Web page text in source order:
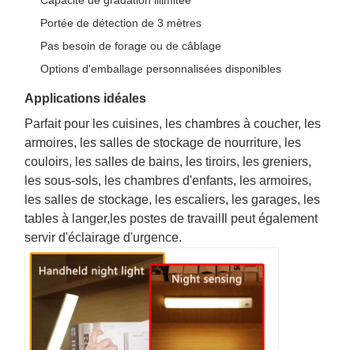
Portée de détection de 3 mètres
Pas besoin de forage ou de câblage
Options d'emballage personnalisées disponibles
Applications idéales
Parfait pour les cuisines, les chambres à coucher, les
armoires, les salles de stockage de nourriture, les
couloirs, les salles de bains, les tiroirs, les greniers,
les sous-sols, les chambres d'enfants, les armoires,
les salles de stockage, les escaliers, les garages, les
tables à langer,les postes de travailIl peut également
servir d'éclairage d'urgence.